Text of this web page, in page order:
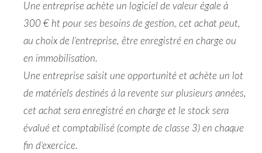
Une entreprise achète un logiciel de valeur égale à
300 € ht pour ses besoins de gestion, cet achat peut,
au choix de l’entreprise, être enregistré en charge ou
en immobilisation.
Une entreprise saisit une opportunité et achète un lot
de matériels destinés à la revente sur plusieurs années,
cet achat sera enregistré en charge et le stock sera
évalué et comptabilisé (compte de classe 3) en chaque
fin d’exercice.